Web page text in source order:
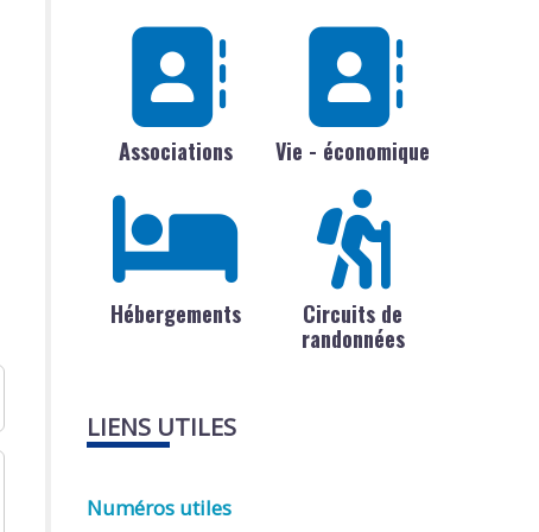
Associations Vie - économique
Hébergements
Circuits de
randonnées
LIENS UTILES
Numéros utiles